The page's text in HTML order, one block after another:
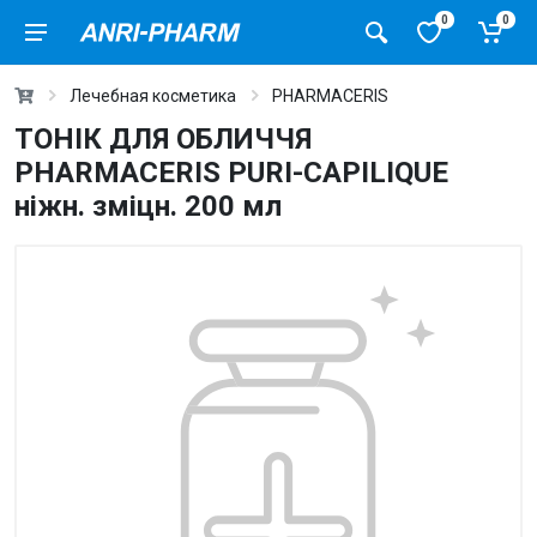
0 0
Лечебная косметика PHARMACERIS
ТОНІК ДЛЯ ОБЛИЧЧЯ
PHARMACERIS PURI-CAPILIQUE
ніжн. зміцн. 200 мл